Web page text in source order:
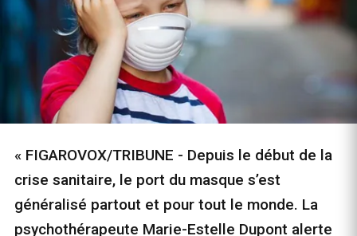
« FIGAROVOX/TRIBUNE - Depuis le début de la
crise sanitaire, le port du masque s’est
généralisé partout et pour tout le monde. La
psychothérapeute Marie-Estelle Dupont alerte